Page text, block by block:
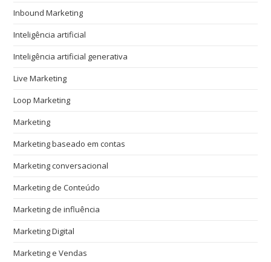
Inbound Marketing
Inteligência artificial
Inteligência artificial generativa
Live Marketing
Loop Marketing
Marketing
Marketing baseado em contas
Marketing conversacional
Marketing de Conteúdo
Marketing de influência
Marketing Digital
Marketing e Vendas